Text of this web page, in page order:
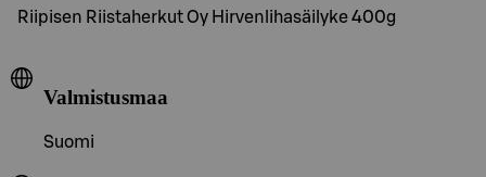
Riipisen Riistaherkut Oy Hirvenlihasäilyke 400g
Valmistusmaa
Suomi